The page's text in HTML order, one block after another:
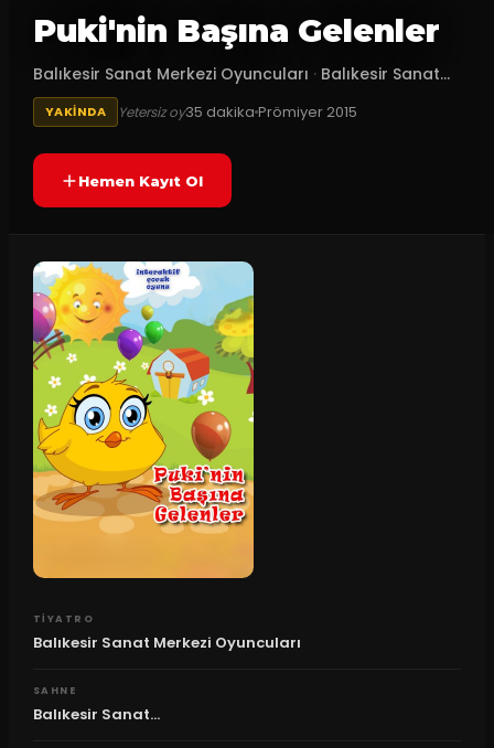
Puki'nin Başına Gelenler
Balıkesir Sanat Merkezi Oyuncuları · Balıkesir Sanat...
YAKINDA Yetersiz oy35 dakikaPrömiyer 2015
Hemen Kayıt Ol
TIYATRO
Balıkesir Sanat Merkezi Oyuncuları
SAHNE
Balıkesir Sanat...